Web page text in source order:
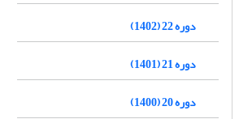
دوره 22 (1402)
دوره 21 (1401)
دوره 20 (1400)